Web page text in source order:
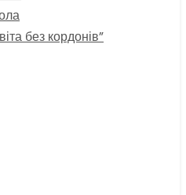
без кордонів”